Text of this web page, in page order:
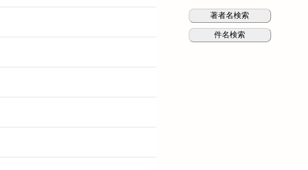
著者名検索
件名検索